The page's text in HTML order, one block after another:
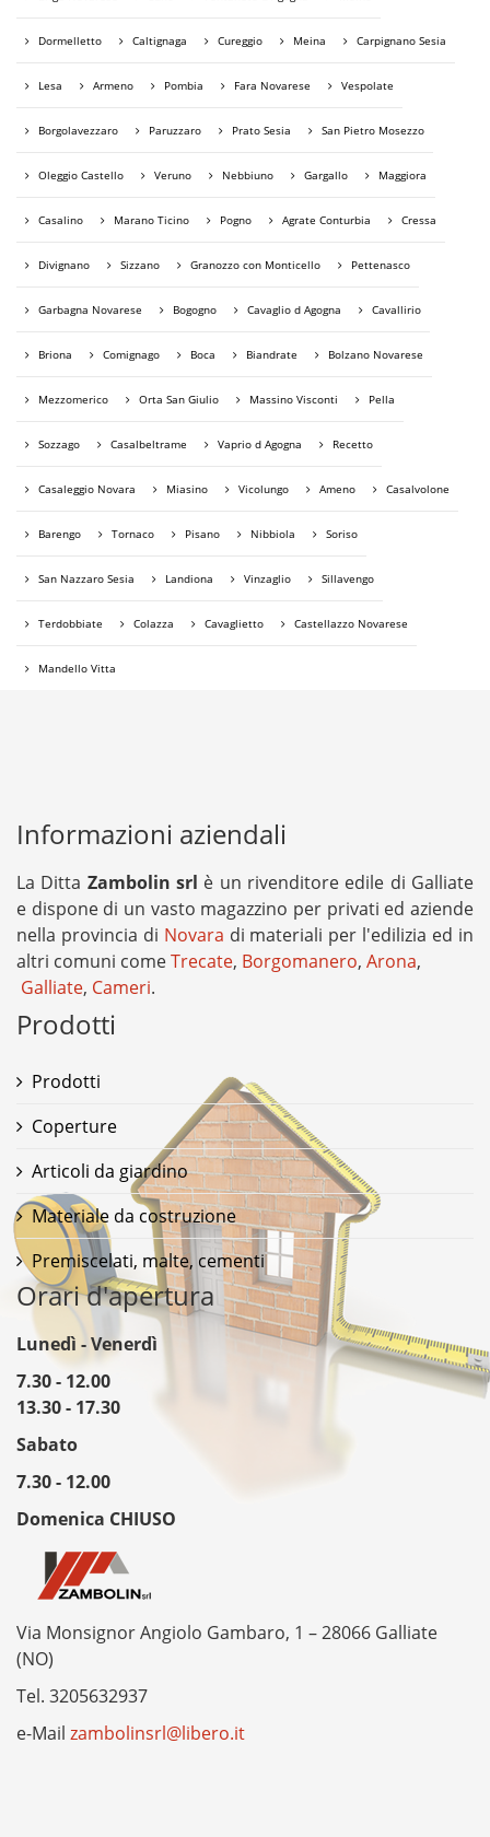
Dormelletto Caltignaga Cureggio Meina Carpignano Sesia
Lesa Armeno Pombia Fara Novarese Vespolate
Borgolavezzaro Paruzzaro Prato Sesia San Pietro Mosezzo
Oleggio Castello Veruno Nebbiuno Gargallo Maggiora
Casalino Marano Ticino Pogno Agrate Conturbia Cressa
Divignano Sizzano Granozzo con Monticello Pettenasco
Garbagna Novarese Bogogno Cavaglio d Agogna Cavallirio
Briona Comignago Boca Biandrate Bolzano Novarese
Mezzomerico Orta San Giulio Massino Visconti Pella
Sozzago Casalbeltrame Vaprio d Agogna Recetto
Casaleggio Novara Miasino Vicolungo Ameno Casalvolone
Barengo Tornaco Pisano Nibbiola Soriso
San Nazzaro Sesia Landiona Vinzaglio Sillavengo
Terdobbiate Colazza Cavaglietto Castellazzo Novarese
Mandello Vitta
Informazioni aziendali
La Ditta Zambolin srl è un rivenditore edile di Galliate
e dispone di un vasto magazzino per privati ed aziende
nella provincia di Novara di materiali per l'edilizia ed in
altri comuni comeTrecate, Borgomanero, Arona,
Galliate, Cameri.
Prodotti
Prodotti
Coperture
Articoli da giardino
Materiale da costruzione
Premiscelati, malte, cementi
Orari d'apertura
Lunedì - Venerdì
7.30 - 12.00
13.30 - 17.30
Sabato
7.30 - 12.00
Domenica CHIUSO
Via Monsignor Angiolo Gambaro, 1 – 28066 Galliate
(NO)
Tel. 3205632937
e-Mail zambolinsrl@libero.it